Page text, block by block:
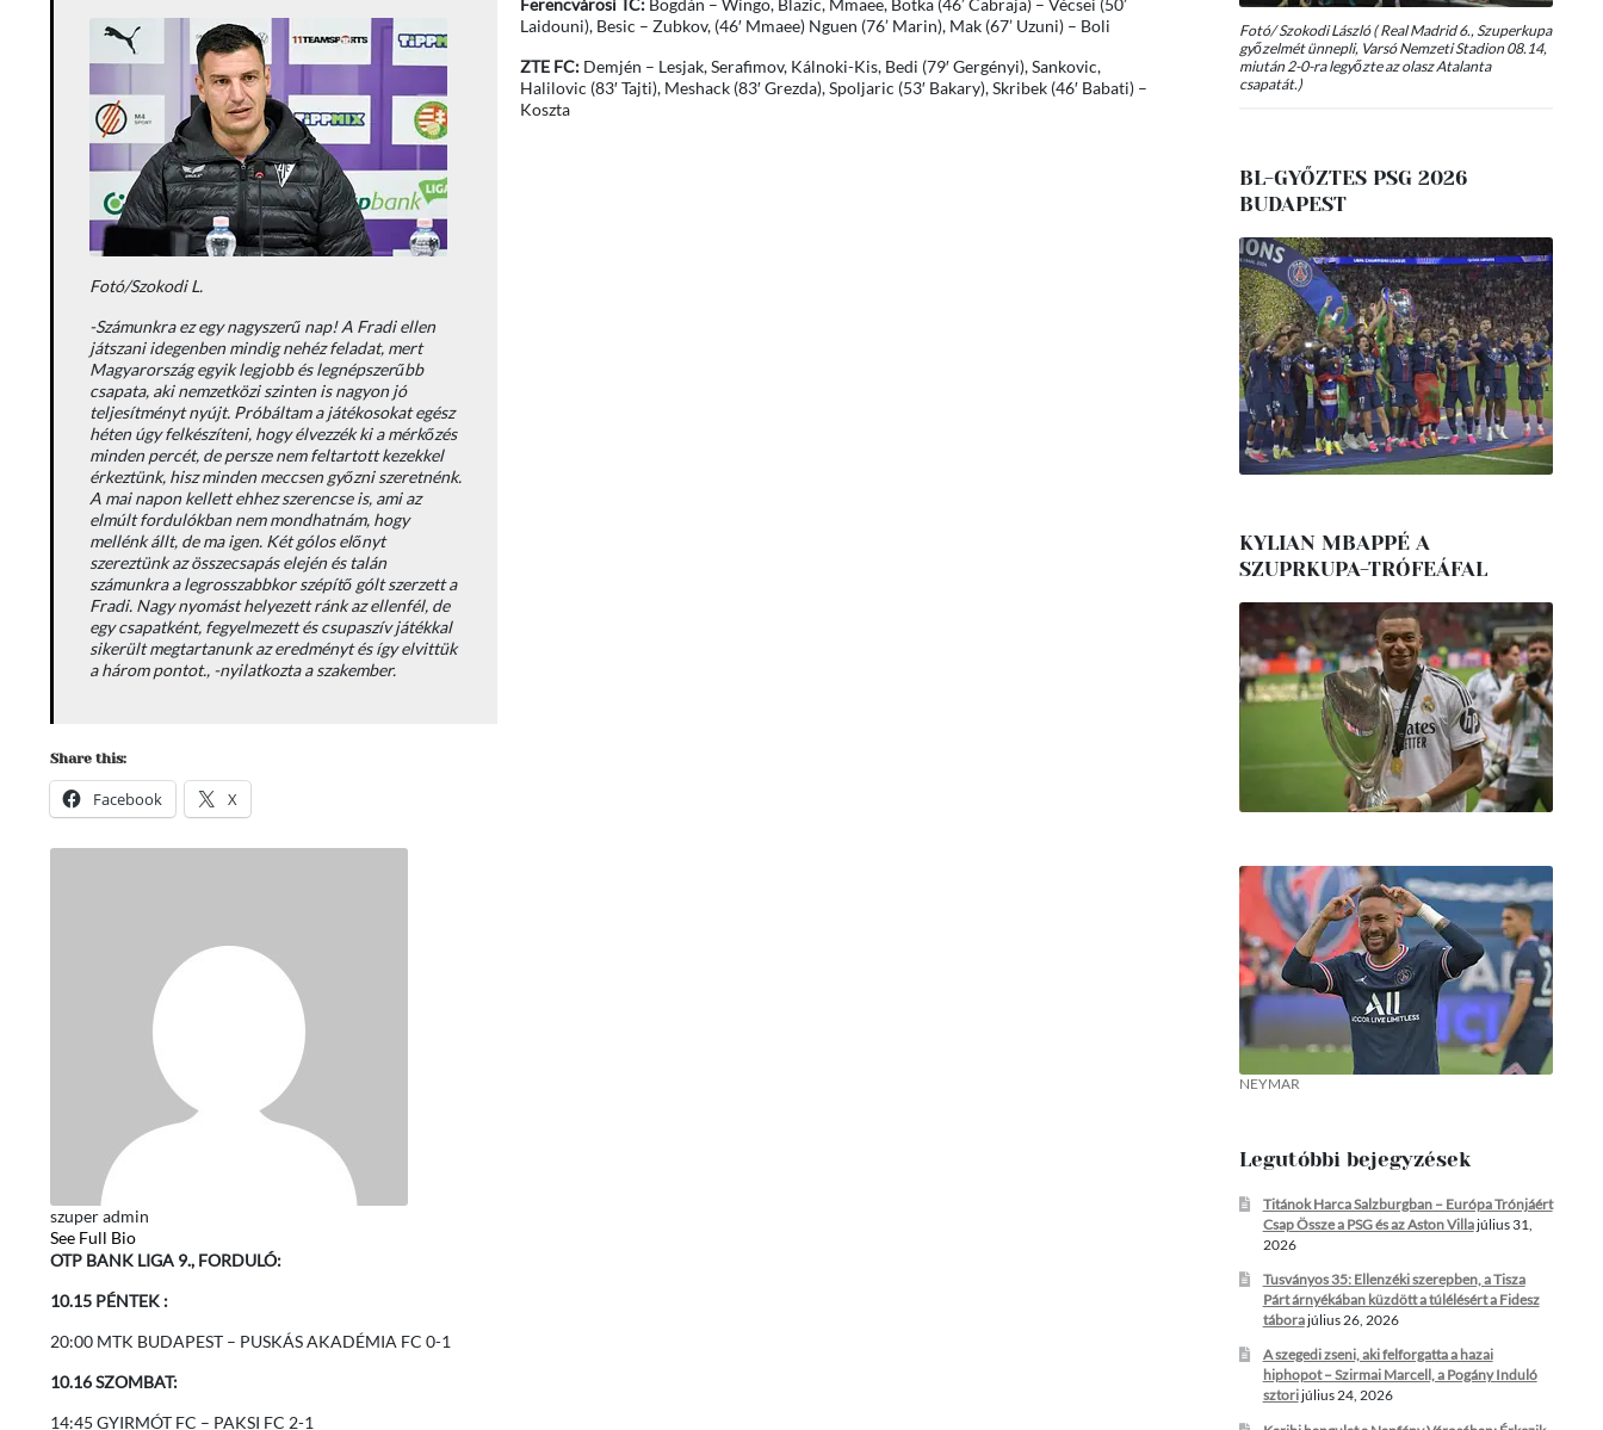
Fotó/Szokodi L.
-Számunkra ez egy nagyszerű nap! A Fradi ellen
játszani idegenben mindig nehéz feladat, mert
Magyarország egyik legjobb és legnépszerűbb
csapata, aki nemzetközi szinten is nagyon jó
teljesítményt nyújt. Próbáltam a játékosokat egész
héten úgy felkészíteni, hogy élvezzék ki a mérkőzés
minden percét, de persze nem feltartott kezekkel
érkeztünk, hisz minden meccsen győzni szeretnénk.
A mai napon kellett ehhez szerencse is, ami az
elmúlt fordulókban nem mondhatnám, hogy
mellénk állt, de ma igen. Két gólos előnyt
szereztünk az összecsapás elején és talán
számunkra a legrosszabbkor szépítő gólt szerzett a
Fradi. Nagy nyomást helyezett ránk az ellenfél, de
egy csapatként, fegyelmezett és csupaszív játékkal
sikerült megtartanunk az eredményt és így elvittük
a három pontot., -nyilatkozta a szakember.
Ferencvárosi TC:Bogdán – Wingo, Blazic, Mmaee, Botka (46’ Cabraja) – Vécsei (50’
Laidouni), Besic – Zubkov, (46′ Mmaee) Nguen (76’ Marin), Mak (67’ Uzuni) – Boli
ZTE FC:Demjén – Lesjak, Serafimov, Kálnoki-Kis, Bedi (79′ Gergényi), Sankovic,
Halilovic (83′ Tajti), Meshack (83′ Grezda), Spoljaric (53′ Bakary), Skribek (46′ Babati) –
Koszta
Share this:
Facebook X
szuper admin
See Full Bio
OTP BANK LIGA 9., FORDULÓ:
10.15 PÉNTEK :
20:00 MTK BUDAPEST – PUSKÁS AKADÉMIA FC 0-1
10.16 SZOMBAT:
14:45 GYIRMÓT FC – PAKSI FC 2-1
Fotó/ Szokodi László ( Real Madrid 6., Szuperkupa
győzelmét ünnepli, Varsó Nemzeti Stadion 08.14,
miután 2-0-ra legyőzte az olasz Atalanta
csapatát.)
BL-GYŐZTES PSG 2026
BUDAPEST
KYLIAN MBAPPÉ A
SZUPRKUPA-TRÓFEÁFAL
NEYMAR
Legutóbbi bejegyzések
Titánok Harca Salzburgban – Európa Trónjáért
Csap Össze a PSG és az Aston Villajúlius 31,
2026
Tusványos 35: Ellenzéki szerepben, a Tisza
Párt árnyékában küzdött a túlélésért a Fidesz
táborajúlius 26, 2026
A szegedi zseni, aki felforgatta a hazai
hiphopot – Szirmai Marcell, a Pogány Induló
sztorijúlius 24, 2026